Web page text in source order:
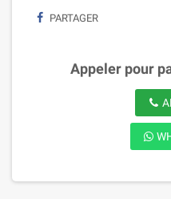
PARTAGER
Appeler pour